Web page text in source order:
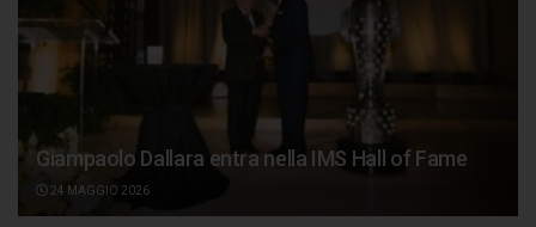
Giampaolo Dallara entra nella IMS Hall of Fame
24 MAGGIO 2026